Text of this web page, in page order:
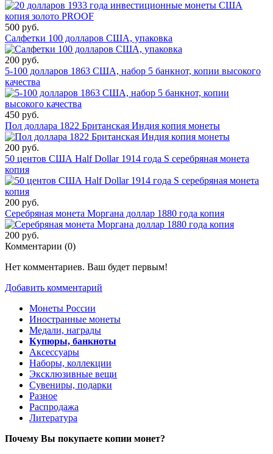
500 руб.
Салфетки 100 долларов США, упаковка
200 руб.
5-100 долларов 1863 США, набор 5 банкнот, копии высокого
качества
450 руб.
Пол доллара 1822 Британская Индия копия монеты
200 руб.
50 центов США Half Dollar 1914 года S серебряная монета
копия
200 руб.
Серебряная монета Моргана доллар 1880 года копия
200 руб.
Комментарии (0)
Нет комментариев. Ваш будет первым!
Добавить комментарий
Монеты России
Иностранные монеты
Медали, награды
Купюры, банкноты
Аксессуары
Наборы, коллекции
Эксклюзивные вещи
Сувениры, подарки
Разное
Распродажа
Литература
Почему Вы покупаете копии монет?